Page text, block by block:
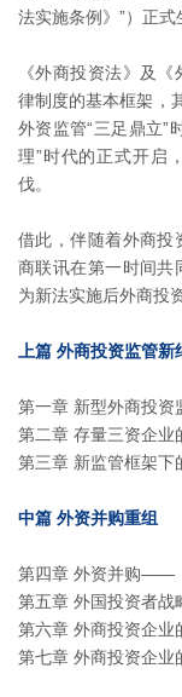
法实施条例》”）正
《外商投资法》及
律制度的基本框架，
外资监管“三足鼎立”
理”时代的正式开启
伐。
借此，伴随着外商投
商联讯在第一时间共
为新法实施后外商投
上篇 外商投资监管新
第一章 新型外商投资
第二章 存量三资企业
第三章 新监管框架下
中篇 外资并购重组
第四章 外资并购——
第五章 外国投资者战
第六章 外商投资企业
第七章 外商投资企业